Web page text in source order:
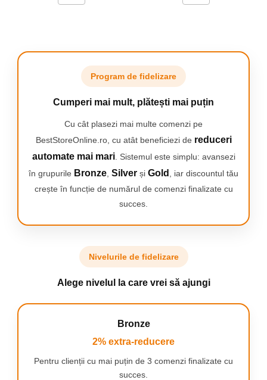
Componente si Piese Biciclete
Huse protectie biciclete
TV, Audio-Video & Foto
Accesorii foto & video
Binocluri
Boxe Portabile
Casti Wireless
Atentie!
Acest produs este o carcasa pentru hard-disk extern.
Produsul nu contine hard-disk. Prezentarea unui SSD sau HDD
in imaginile de produs are rolul de a ilustra modul de functionare
SETUL CONTINE:
Cablu USB 3.0
adaptor de curent alternativ
ambalaj original
Program de fidelizare
Cumperi mai mult, plătești mai puțin
Cu cât plasezi mai multe comenzi pe
BestStoreOnline.ro, cu atât beneficiezi de reduceri
automate mai mari. Sistemul este simplu: avansezi
în grupurile Bronze Silver și Gold
, iar discountul tău
crește în funcție de numărul de comenzi finalizate cu
succes.
Nivelurile de fidelizare
Alege nivelul la care vrei să ajungi
Bronze
2% extra-reducere
Pentru clienții cu mai puțin de 3 comenzi finalizate cu
succes.